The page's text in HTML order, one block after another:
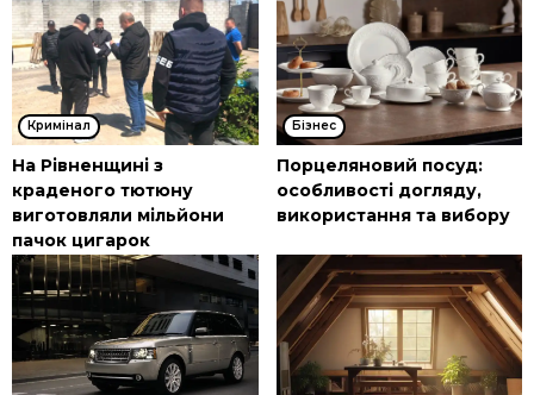
Кримінал
На Рівненщині з
краденого тютюну
виготовляли мільйони
пачок цигарок
Бізнес
Порцеляновий посуд:
особливості догляду,
використання та вибору